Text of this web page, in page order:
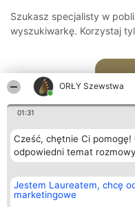
ORŁY Szewstwa
01:31
Cześć, chętnie Ci pomogę!
odpowiedni temat
Jestem Laureatem, chcę
marketingowe
Szukasz specjalisty w
wyszukiwarkę. Korzystaj
Organizator plebiscytu
Bright Side Solutions sp. z o.
o. sp. k.